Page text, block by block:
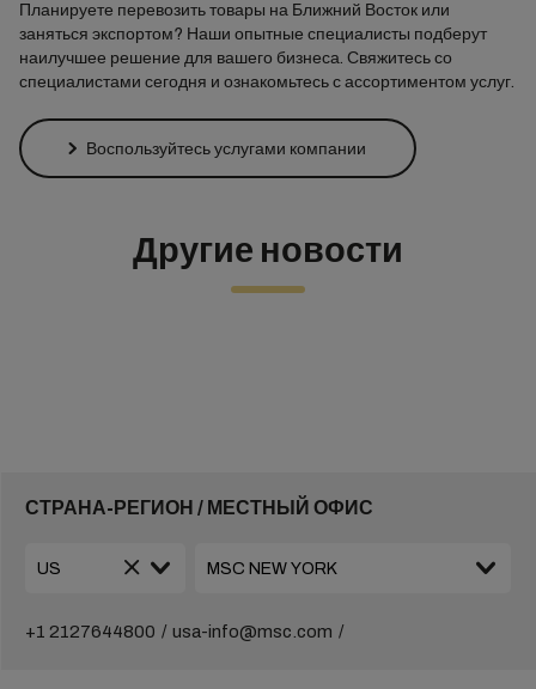
Планируете перевозить товары на Ближний Восток или
заняться экспортом? Наши опытные специалисты подберут
наилучшее решение для вашего бизнеса. Свяжитесь со
специалистами сегодня и ознакомьтесь с ассортиментом услуг.
Воспользуйтесь услугами компании
Другие новости
СТРАНА-РЕГИОН / МЕСТНЫЙ ОФИС
+1 2127644800 usa-info@msc.com